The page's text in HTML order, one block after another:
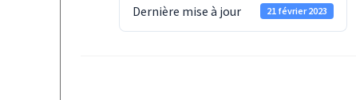
Dernière mise à jour 21 février 2023